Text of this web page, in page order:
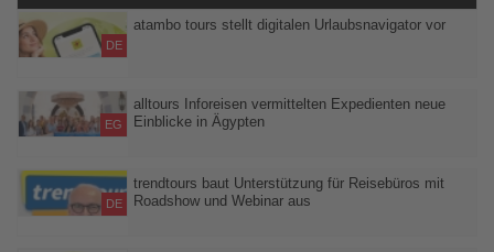
DE
atambo tours stellt digitalen Urlaubsnavigator vor
Reiseideen
EG
alltours Inforeisen vermittelten Expedienten neue
Einblicke in Ägypten
alltours Angebot am Roten Meer aus erster Hand kennen
DE
trendtours baut Unterstützung für Reisebüros mit
Roadshow und Webinar aus